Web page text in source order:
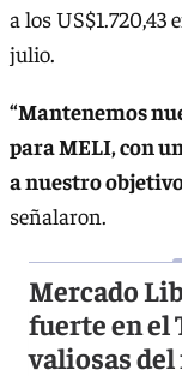
a los US$1.720,43
julio.
“Mantenemos
para MELI, con
a nuestro objetivo
señalaron.
Mercado
fuerte en el
valiosas